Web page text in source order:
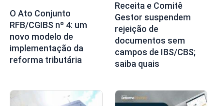
O Ato Conjunto
RFB/CGIBS nº 4: um
novo modelo de
implementação da
reforma tributária
Receita e Comitê
Gestor suspendem
rejeição de
documentos sem
campos de IBS/CBS;
saiba quais